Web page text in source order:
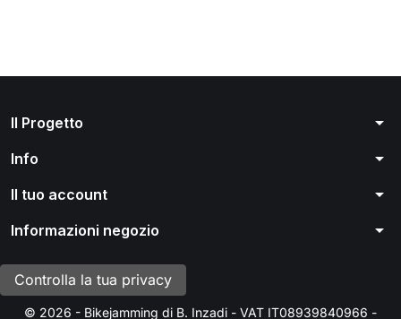
Il Progetto arrow_drop_down
Info arrow_drop_down
Il tuo account arrow_drop_down
Informazioni negozio arrow_drop_down
Controlla la tua privacy
© 2026 - Bikejamming di B. Inzadi - VAT IT08939840966 -